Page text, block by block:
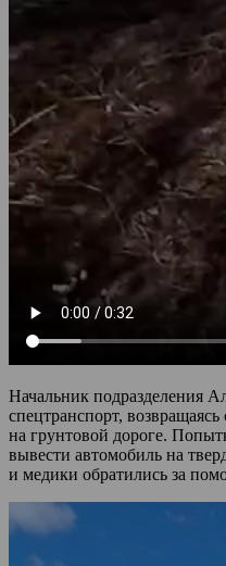
Начальник подразделения
спецтранспорт,
на грунтовой дороге.
вывести автомобиль на
и медики обратились за